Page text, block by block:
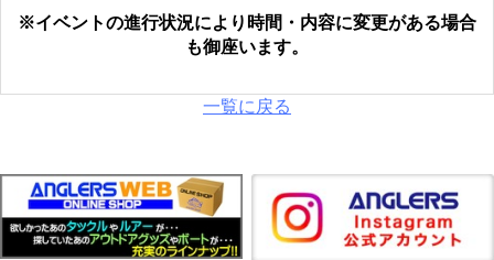
※イベントの進行状況により時間・内容に変更がある場合
も御座います。
一覧に戻る